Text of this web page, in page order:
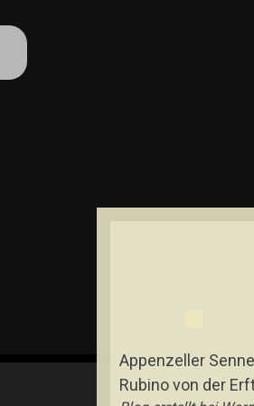
Appenzeller
Rubino von der